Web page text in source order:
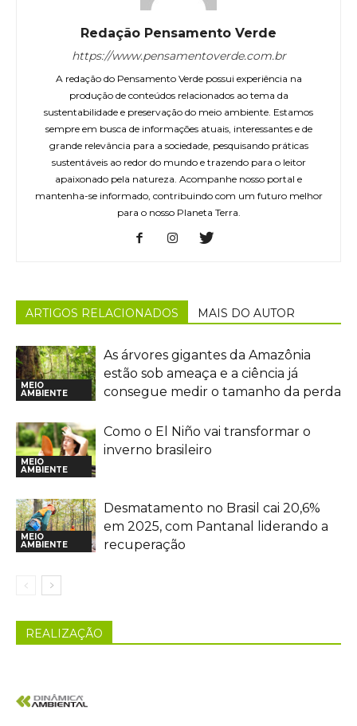
Redação Pensamento Verde
https://www.pensamentoverde.com.br
A redação do Pensamento Verde possui experiência na
produção de conteúdos relacionados ao tema da
sustentabilidade e preservação do meio ambiente. Estamos
sempre em busca de informações atuais, interessantes e de
grande relevância para a sociedade, pesquisando práticas
sustentáveis ao redor do mundo e trazendo para o leitor
apaixonado pela natureza. Acompanhe nosso portal e
mantenha-se informado, contribuindo com um futuro melhor
para o nosso Planeta Terra.
ARTIGOS RELACIONADOS MAIS DO AUTOR
MEIO
AMBIENTE
As árvores gigantes da Amazônia
estão sob ameaça e a ciência já
consegue medir o tamanho da perda
MEIO
AMBIENTE
Como o El Niño vai transformar o
inverno brasileiro
MEIO
AMBIENTE
Desmatamento no Brasil cai 20,6%
em 2025, com Pantanal liderando a
recuperação
REALIZAÇÃO